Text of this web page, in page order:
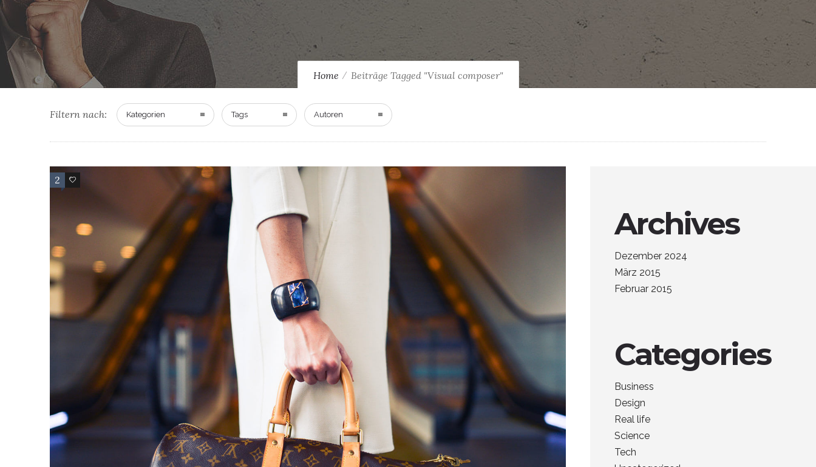
Home Beiträge Tagged "Visual composer"
Filtern nach: Kategorien Tags Autoren
2 29
Archives
Dezember 2024
März 2015
Februar 2015
Categories
Business
Design
Real life
Science
Tech